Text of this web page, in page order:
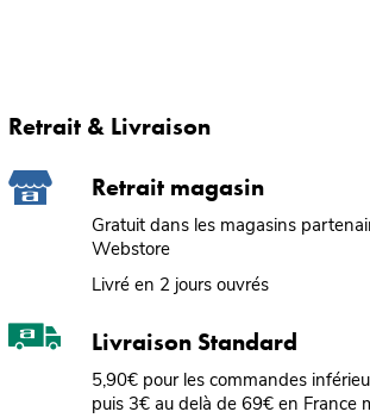
Retrait & Livraison
Retrait magasin
Gratuit dans les magasins
Webstore
Livré en 2 jours ouvrés
Livraison Standard
5,90€ pour les commandes
puis 3€ au delà de 69€ en France